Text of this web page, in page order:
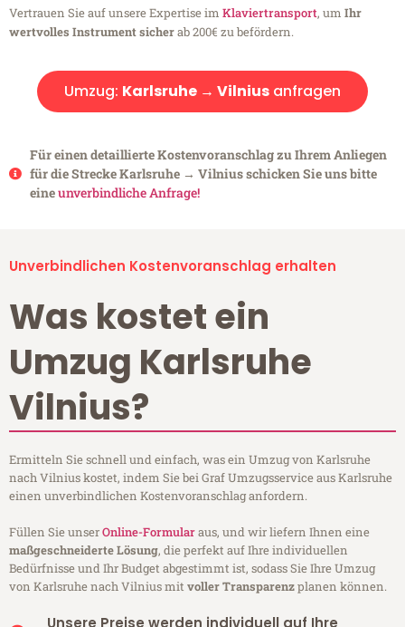
Vertrauen Sie auf unsere Expertise im Klaviertransport, um Ihr
wertvolles Instrument sicherab 200€ zu befördern.
Umzug: Karlsruhe → Vilnius anfragen
Für einen detaillierte Kostenvoranschlag zu Ihrem Anliegen
für die Strecke Karlsruhe → Vilnius schicken Sie uns bitte
eineunverbindliche Anfrage!
Unverbindlichen Kostenvoranschlag erhalten
Was kostet ein
Umzug Karlsruhe
Vilnius?
Ermitteln Sie schnell und einfach, was ein Umzug von Karlsruhe
nach Vilnius kostet, indem Sie bei Graf Umzugsservice aus Karlsruhe
einen unverbindlichen Kostenvoranschlag anfordern.
Füllen Sie unserOnline-Formularaus, und wir liefern Ihnen eine
maßgeschneiderte Lösung, die perfekt auf Ihre individuellen
Bedürfnisse und Ihr Budget abgestimmt ist, sodass Sie Ihre Umzug
von Karlsruhe nach Vilnius mitvoller Transparenzplanen können.
Unsere Preise werden individuell auf Ihre